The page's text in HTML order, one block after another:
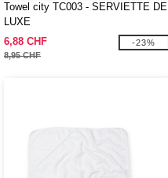
Towel city TC003 - SERVIETTE DE
LUXE
6,88 CHF
8,95 CHF
-23%